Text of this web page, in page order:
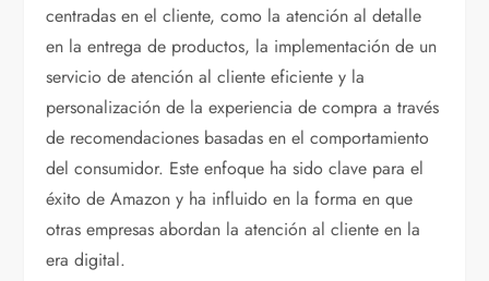
centradas en el cliente, como la atención al detalle
en la entrega de productos, la implementación de un
servicio de atención al cliente eficiente y la
personalización de la experiencia de compra a través
de recomendaciones basadas en el comportamiento
del consumidor. Este enfoque ha sido clave para el
éxito de Amazon y ha influido en la forma en que
otras empresas abordan la atención al cliente en la
era digital.